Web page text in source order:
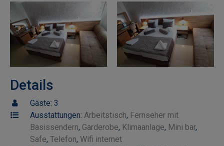
Details
Gäste: 3
Ausstattungen: Arbeitstisch, Fernseher mit
Basissendern, Garderobe, Klimaanlage, Mini bar,
Safe, Telefon, Wifi internet